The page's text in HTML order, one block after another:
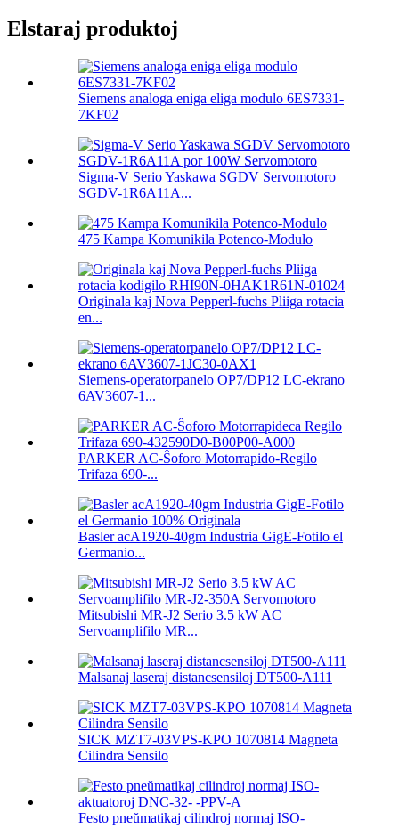
Elstaraj produktoj
Siemens analoga eniga eliga modulo 6ES7331-
7KF02
Sigma-V Serio Yaskawa SGDV Servomotoro
SGDV-1R6A11A...
475 Kampa Komunikila Potenco-Modulo
Originala kaj Nova Pepperl-fuchs Pliiga rotacia
en...
Siemens-operatorpanelo OP7/DP12 LC-ekrano
6AV3607-1...
PARKER AC-Ŝoforo Motorrapido-Regilo
Trifaza 690-...
Basler acA1920-40gm Industria GigE-Fotilo el
Germanio...
Mitsubishi MR-J2 Serio 3.5 kW AC
Servoamplifilo MR...
Malsanaj laseraj distancsensiloj DT500-A111
SICK MZT7-03VPS-KPO 1070814 Magneta
Cilindra Sensilo
Festo pneŭmatikaj cilindroj normaj ISO-